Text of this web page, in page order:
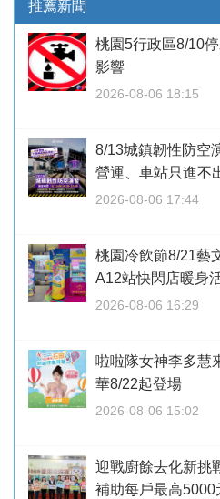
推薦新聞
桃園5行政區8/10
影響
2026-08-06 18:15
8/13城鎮韌性防空
營運、車站只進不
2026-08-06 17:44
桃園冷飲節8/21藝
A12站快閃店暖身
2026-08-06 16:29
啦啦隊女神李多
華8/22起登場
2026-08-06 15:02
迎戰廚餘去化新
補助每戶最高